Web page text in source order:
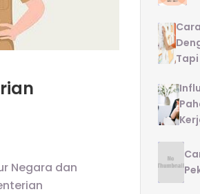
Negara dan